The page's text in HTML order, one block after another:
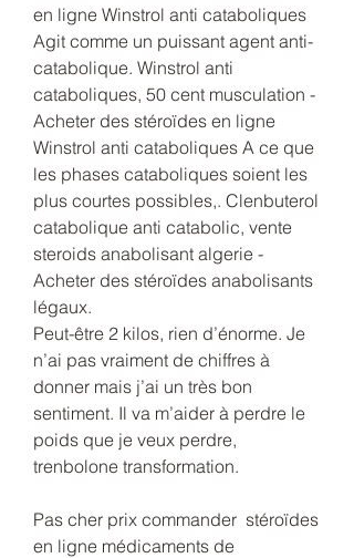
en ligne Winstrol anti cataboliques
Agit comme un puissant agent anti-
catabolique. Winstrol anti
cataboliques, 50 cent musculation -
Acheter des stéroïdes en ligne
Winstrol anti cataboliques A ce que
les phases cataboliques soient les
plus courtes possibles,. Clenbuterol
catabolique anti catabolic, vente
steroids anabolisant algerie -
Acheter des stéroïdes anabolisants
légaux.
Peut-être 2 kilos, rien d’énorme. Je
n’ai pas vraiment de chiffres à
donner mais j’ai un très bon
sentiment. Il va m’aider à perdre le
poids que je veux perdre,
trenbolone transformation.
Pas cher prix commander  stéroïdes
en ligne médicaments de